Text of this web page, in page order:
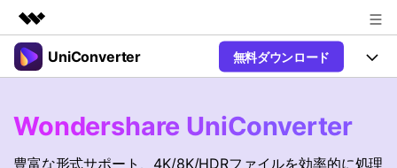
製品
ユーティリティ
概要
UniConverter 無料ダウンロード
UniConverter-動画変換ソフト
Wondershare UniConverter
豊富な形式サポート、4K/8K/HDRファイルを効率的に処理